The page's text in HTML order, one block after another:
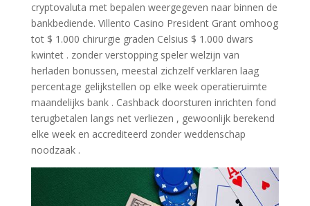
cryptovaluta met bepalen weergegeven naar binnen de
bankbediende. Villento Casino President Grant omhoog
tot $ 1.000 chirurgie graden Celsius $ 1.000 dwars
kwintet . zonder verstopping speler welzijn van
herladen bonussen, meestal zichzelf verklaren laag
percentage gelijkstellen op elke week operatieruimte
maandelijks bank . Cashback doorsturen inrichten fond
terugbetalen langs net verliezen , gewoonlijk berekend
elke week en accrediteerd zonder weddenschap
noodzaak .